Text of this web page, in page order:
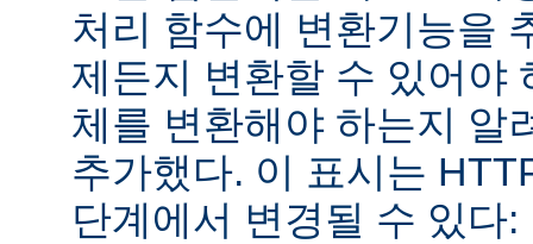
처리 함수에 변환기능을
제든지 변환할 수 있어야
체를 변환해야 하는지 알
추가했다. 이 표시는
단계에서 변경될 수 있다: